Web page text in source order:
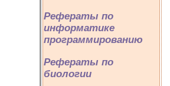
Рефераты по
информатике
программированию
Рефераты по
биологии